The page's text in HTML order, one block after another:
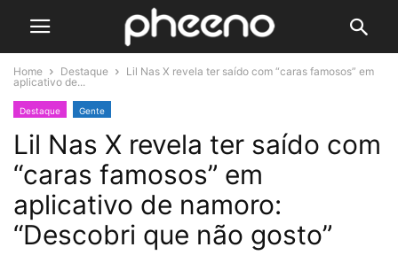
Home Destaque
Lil Nas X revela ter saído com “caras famosos” em
aplicativo de...
Destaque Gente
Lil Nas X revela ter saído com
“caras famosos” em
aplicativo de namoro:
“Descobri que não gosto”